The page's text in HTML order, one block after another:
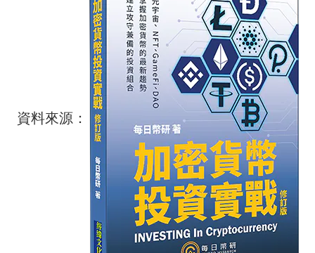
資料來源：